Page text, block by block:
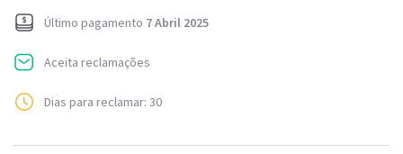
Último pagamento 7 Abril 2025
Aceita reclamações
Dias para reclamar: 30